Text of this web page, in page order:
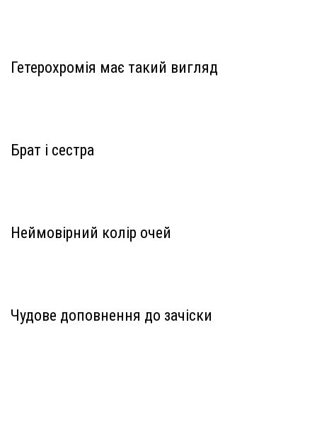
Гетерохромія має такий вигляд
Брат і сестра
Неймовірний колір очей
Чудове доповнення до зачіски